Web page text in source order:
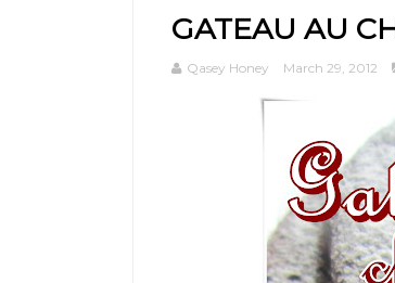
GATEAU AU
Qasey Honey March 29, 2012